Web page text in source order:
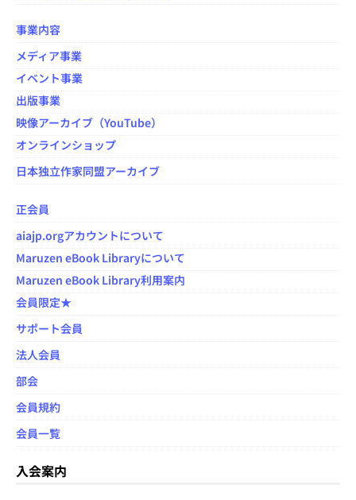
事業内容
メディア事業
イベント事業
出版事業
映像アーカイブ（YouTube）
オンラインショップ
日本独立作家同盟アーカイブ
正会員
aiajp.orgアカウントについて
Maruzen eBook Libraryについて
Maruzen eBook Library利用案内
会員限定★
サポート会員
法人会員
部会
会員規約
会員一覧
入会案内